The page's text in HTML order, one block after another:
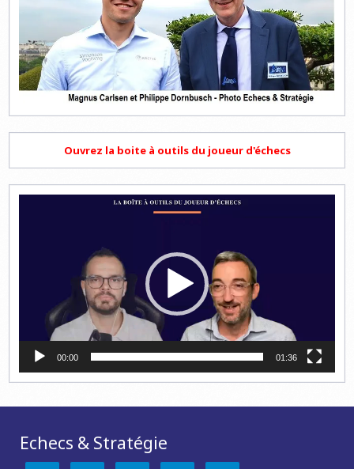
Ouvrez la boite à outils du joueur d'échecs
00:00 01:36
Echecs & Stratégie